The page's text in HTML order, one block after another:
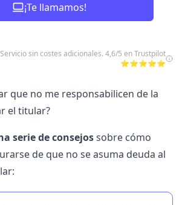
¡Te llamamos!
sin costes adicionales. 4,6/5 en Trustpilot
⭐⭐⭐⭐⭐
que no me responsabilicen de la
el titular?
serie de consejossobre cómo
de que no se asuma deuda al